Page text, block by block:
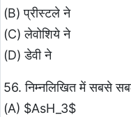
(B) प्रीस्टले ने
(C) लेवोशिये ने
(D) डेवी ने
56. निम्नलिखित में सबसे
(A) $AsH_3$